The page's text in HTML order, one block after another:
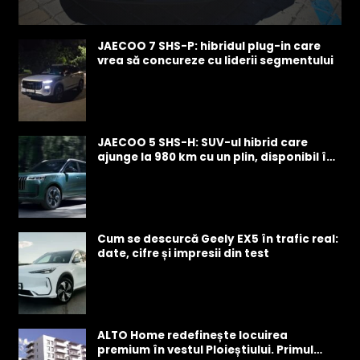
0 Comentarii
JAECOO 7 SHS-P: hibridul plug-in care
JAECOO 5 SHS-H: SUV-ul hibrid care
Cum se descurcă Geely EX5 în trafic real:
ALTO Home redefinește locuirea